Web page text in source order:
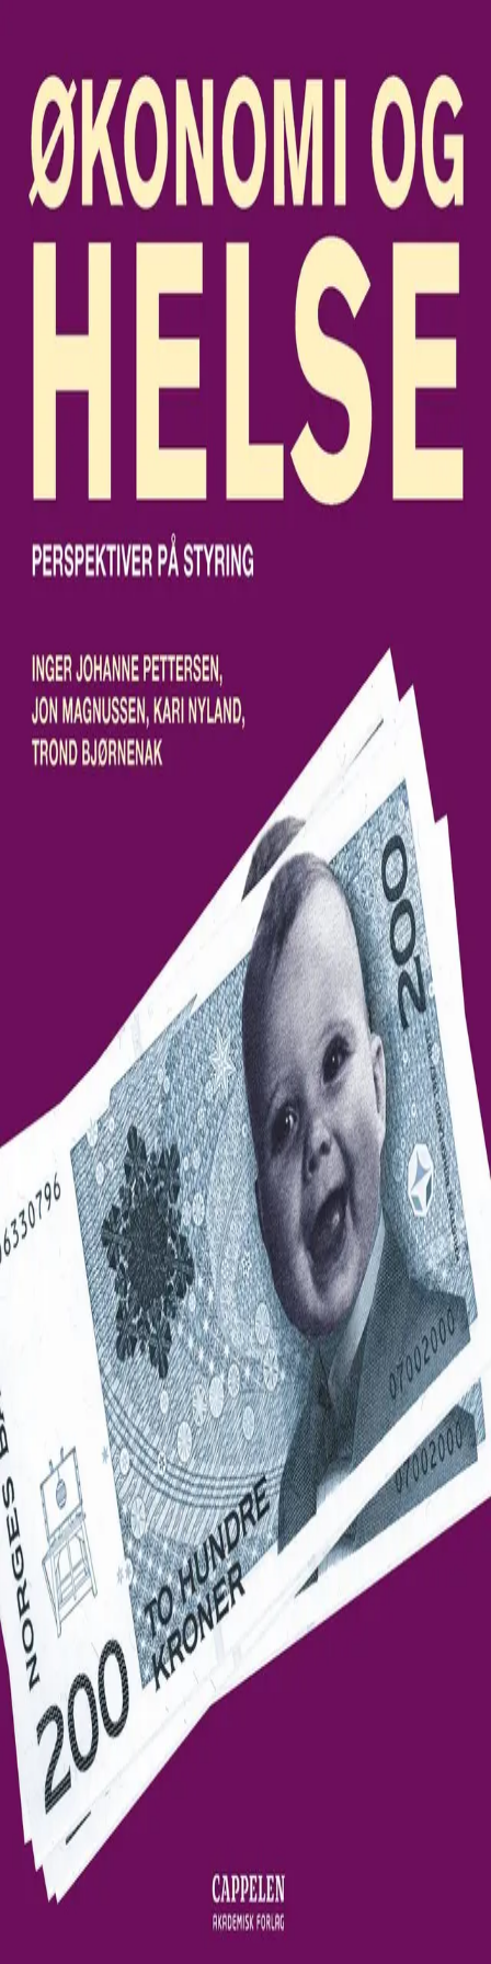
Laster... Se handlekurv - 0 vare
Serier
Få gratis bok
Utgivelseskalender
E-bøker
Økonomi og helse
AvInger Johanne Pettersen,Kari Nyland
Jon
Trond Bjørnenak
Akademisk
Legg i handlekurv
Sendes fra oss i løpet av 1-3 arbeidsdager
Fri frakt på bestillinger over 349,-
Bestill vurderingseksemplar
er en brennaktuell bok som tar for
seg de fleste sider av fagfeltet helseøkonomi. Den nye
utgaven er nyskrevet for å reflektere de store
omveltningene som helsesektoren i Norge har vært
igjennom de senere år. Boken er en viktig og nyttig
følgesvenn for alle som arbeider i helsesektoren, er
opptatt av helsesektoren, eller som utdanner seg til en
karriere i helsevesenet.
"Denne boken gir en bred gjennomgang av
sentrale problemstillinger knyttet til
helseøkonomi, godt ivaretatt av fire forfattere
med bred økonomisk bakgrunn. [...] Sett i lys
av den pågående debatt om alternative
organiseringer og finansieringer av
tannhelsetjenesten gir boken en lettfattelig og
god forståelse som danner et godt teoretisk
grunnlag med stor nytteverdi."
Øyvind Asmyhr, Den norske
tannlegeforenings tidende 13/2009
Forfattere Produktinformasjon
Norske Serier| Postadresse: Postboks 1900 Sentrum,
0055 Oslo | Besøksadresse: Stortingsgata 28, 0161 Oslo
KONTAKT OSS
Kundeservice
Min side
INFORMASJON
Om Norske Serier
Vil du bli serieforfatter?
Nyhetsbrev
Personvern
Informasjonskapsler
©
Cappelen Damm AS
Rettigheter og lover